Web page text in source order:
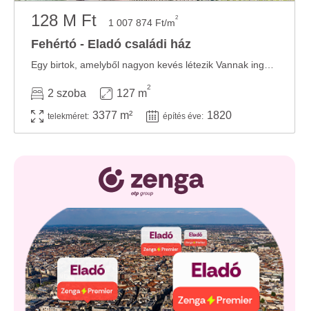
128 M Ft 1 007 874 Ft/m2
Fehértó - Eladó családi ház
2 szoba 127 m
2
telekméret: 3377 m² építés éve: 1820